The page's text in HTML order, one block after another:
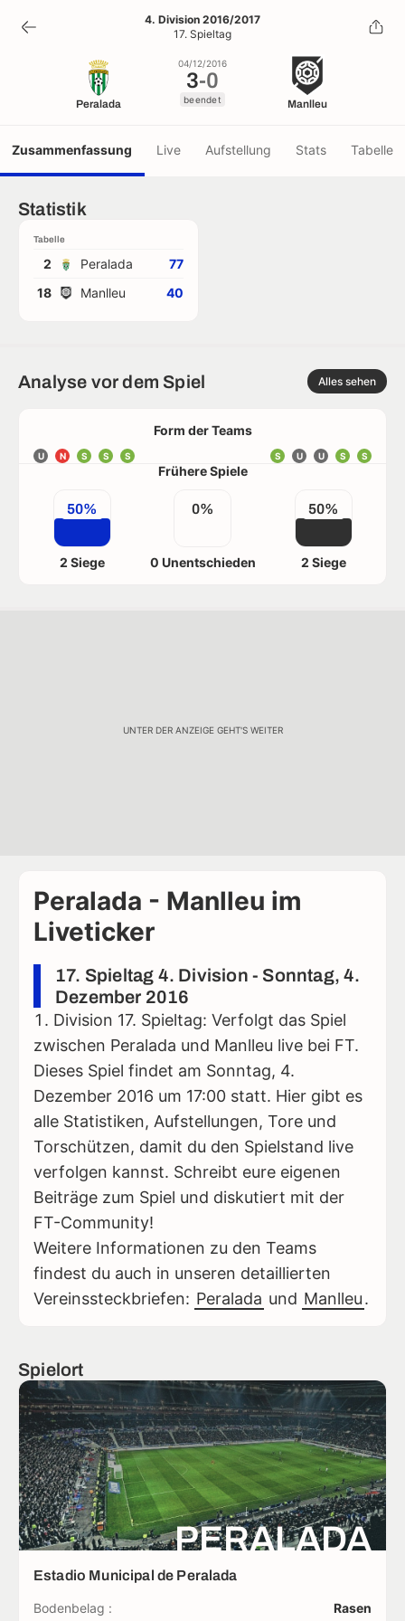
3-0
beendet
4. Division 2016/2017
17. Spieltag
Peralada
04/12/2016
3-0
beendet Manlleu
Zusammenfassung Live Aufstellung Stats Tabelle
Statistik
Tabelle
2 Peralada
77
18
Manlleu 40
Analyse vor dem Spiel Alles sehen
Form der Teams
U N S S S S
S
U
U
S
Frühere Spiele
50%
2 Siege
0%
0 Unentschieden
50%
2 Siege
UNTER DER ANZEIGE GEHT'S WEITER
Peralada - Manlleu im
Liveticker
17. Spieltag 4. Division - Sonntag, 4.
Dezember 2016
Division 17. Spieltag: Verfolgt das Spiel
zwischen Peralada und Manlleu live bei FT.
Dieses Spiel findet am Sonntag, 4.
Dezember 2016 um 17:00 statt. Hier gibt es
alle Statistiken, Aufstellungen, Tore und
Torschützen, damit du den Spielstand live
verfolgen kannst. Schreibt eure eigenen
Beiträge zum Spiel und diskutiert mit der
FT-Community!
Weitere Informationen zu den Teams
findest du auch in unseren detaillierten
Vereinssteckbriefen: Peralada und Manlleu.
Spielort
PERALADA
Estadio Municipal de Peralada
Bodenbelag : Rasen